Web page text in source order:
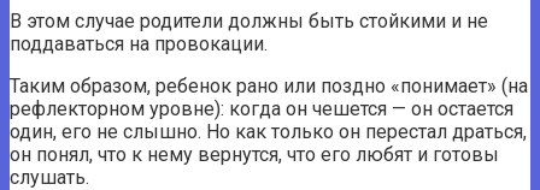
В этом случае родители должны быть стойкими и не
поддаваться на провокации.
Таким образом, ребенок рано или поздно «понимает» (на
рефлекторном уровне): когда он чешется — он остается
один, его не слышно. Но как только он перестал драться,
он понял, что к нему вернутся, что его любят и готовы
слушать.